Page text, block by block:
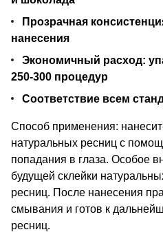
Прозрачная
нанесения
Экономичный расход:
250-300 процедур
Соответствие всем
Способ применения:
натуральных ресниц с
попадания в глаза. Особое
будущей склейки
ресниц. После нанесения
смывания и готов к
ресниц.